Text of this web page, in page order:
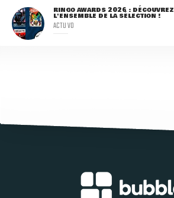
RINGO AWARDS 2026 : DÉCOUVREZ
L'ENSEMBLE DE LA SÉLECTION !
ACTU VO